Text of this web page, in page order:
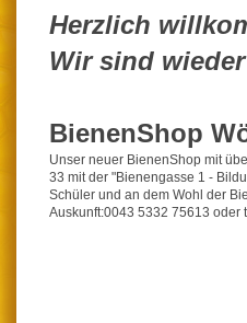
Herzlich
Wir sind
BienenShop
Unser neuer BienenShop mit
33 mit der "Bienengasse 1 -
Schüler und an dem Wohl der
Auskunft:0043 5332 75613 oder